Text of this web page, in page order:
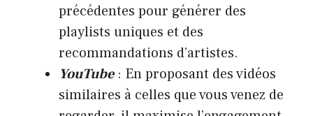
précédentes pour générer des
playlists uniques et des
recommandations d’artistes.
YouTube: En proposant des vidéos
similaires à celles que vous venez de